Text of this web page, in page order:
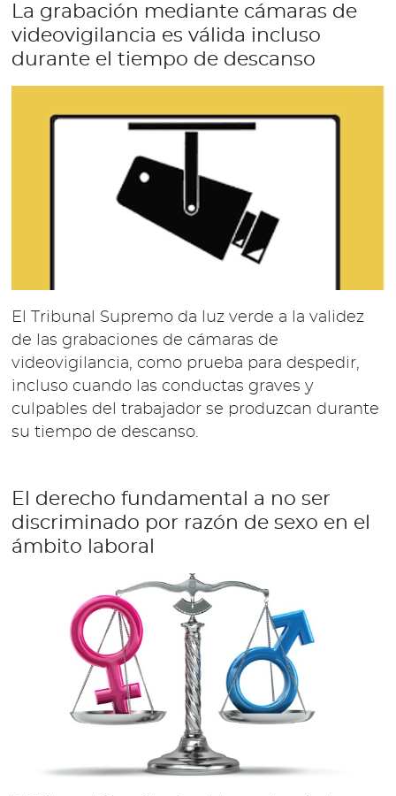
La grabación mediante cámaras de
videovigilancia es válida incluso
durante el tiempo de descanso
El Tribunal Supremo da luz verde a la validez
de las grabaciones de cámaras de
videovigilancia, como prueba para despedir,
incluso cuando las conductas graves y
culpables del trabajador se produzcan durante
su tiempo de descanso.
El derecho fundamental a no ser
discriminado por razón de sexo en el
ámbito laboral